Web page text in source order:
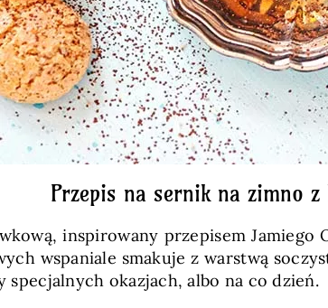
Przepis na sernik na zimno
inspirowany przepisem
wspaniale smakuje z warstwą
specjalnych okazjach, albo na co dzień.